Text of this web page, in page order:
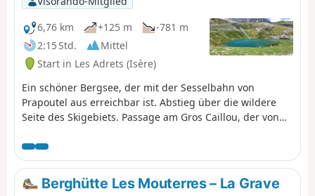
6,76 km
+125 m
-781 m
2:15 Std.
Mittel
Start in Les Adrets (Isère)
Ein schöner Bergsee, der mit der Sesselbahn von
Prapoutel aus erreichbar ist. Abstieg über die wildere
Seite des Skigebiets. Passage am Gros Caillou, der von
Berghütte Les Mouterres – La Grave